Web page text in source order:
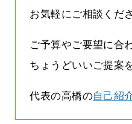
お気軽にご相談くだ
ご予算やご要望に合
ちょうどいいご提案
代表の高橋の自己紹